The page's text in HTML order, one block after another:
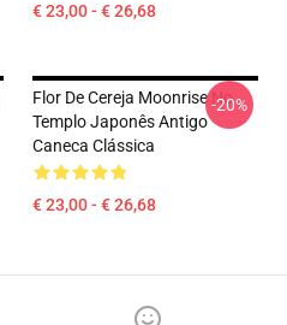
€ 23,00 - € 26,68
Flor De Cereja Moonrise No
Templo Japonês Antigo
Caneca Clássica
€ 23,00 - € 26,68
-20%